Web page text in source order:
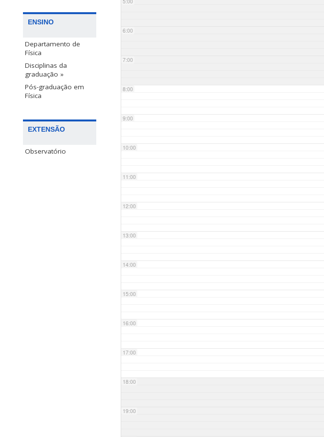
ENSINO
Departamento de
Física
Disciplinas da
graduação »
Pós-graduação em
Física
EXTENSÃO
Observatório
6:00
7:00
8:00
9:00
10:00
11:00
12:00
13:00
14:00
15:00
16:00
17:00
18:00
19:00